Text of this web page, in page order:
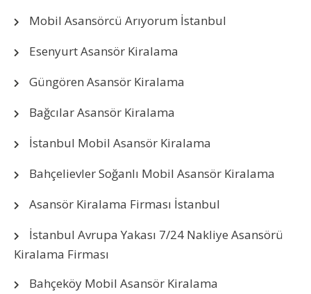
Mobil Asansörcü Arıyorum İstanbul
Esenyurt Asansör Kiralama
Güngören Asansör Kiralama
Bağcılar Asansör Kiralama
İstanbul Mobil Asansör Kiralama
Bahçelievler Soğanlı Mobil Asansör Kiralama
Asansör Kiralama Firması İstanbul
İstanbul Avrupa Yakası 7/24 Nakliye Asansörü
Kiralama Firması
Bahçeköy Mobil Asansör Kiralama